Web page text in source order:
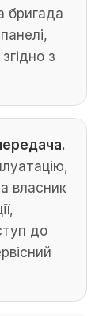
бригада
з
власник
до